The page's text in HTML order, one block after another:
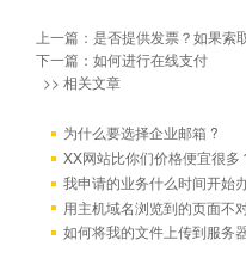
上一篇： 是否提供发票？如果索
下一篇： 如何进行在线支付
>> 相关文章
为什么要选择企业邮箱 ?
XX网站比你们价格便宜很多
我申请的业务什么时间开始
用主机域名浏览到的页面不
如何将我的文件上传到服务